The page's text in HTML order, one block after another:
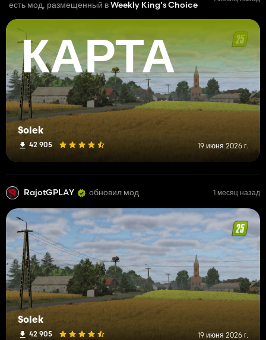
есть мод, размещенный вWeekly King's Choice
КАРТА
Solek
42 905 19 июня 2026 г.
RajotGPLAY обновил мод 1 месяц назад
Solek
42 905 19 июня 2026 г.